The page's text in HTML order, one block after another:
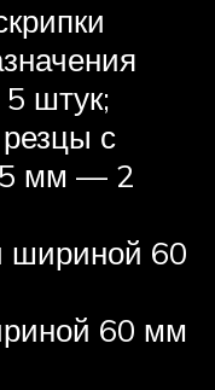
штук;
с
мм — 2
шириной 60
60 мм